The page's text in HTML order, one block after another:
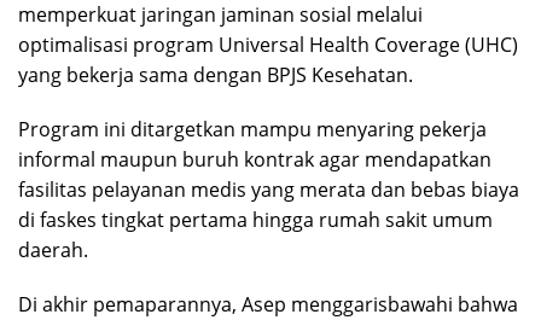
memperkuat jaringan jaminan sosial melalui
optimalisasi program Universal Health Coverage (UHC)
yang bekerja sama dengan BPJS Kesehatan.
Program ini ditargetkan mampu menyaring pekerja
informal maupun buruh kontrak agar mendapatkan
fasilitas pelayanan medis yang merata dan bebas biaya
di faskes tingkat pertama hingga rumah sakit umum
daerah.
Di akhir pemaparannya, Asep menggarisbawahi bahwa